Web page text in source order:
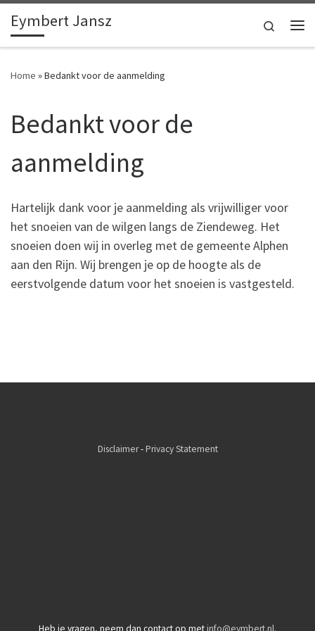
Ga naar inhoud
Eymbert Jansz
Search
Home »Bedankt voor de aanmelding
Bedankt voor de
aanmelding
Hartelijk dank voor je aanmelding als vrijwilliger voor
het snoeien van de wilgen langs de Ziendeweg. Het
snoeien doen wij in overleg met de gemeente Alphen
aan den Rijn. Wij brengen je op de hoogte als de
eerstvolgende datum voor het snoeien is vastgesteld.
Disclaimer-Privacy Statement